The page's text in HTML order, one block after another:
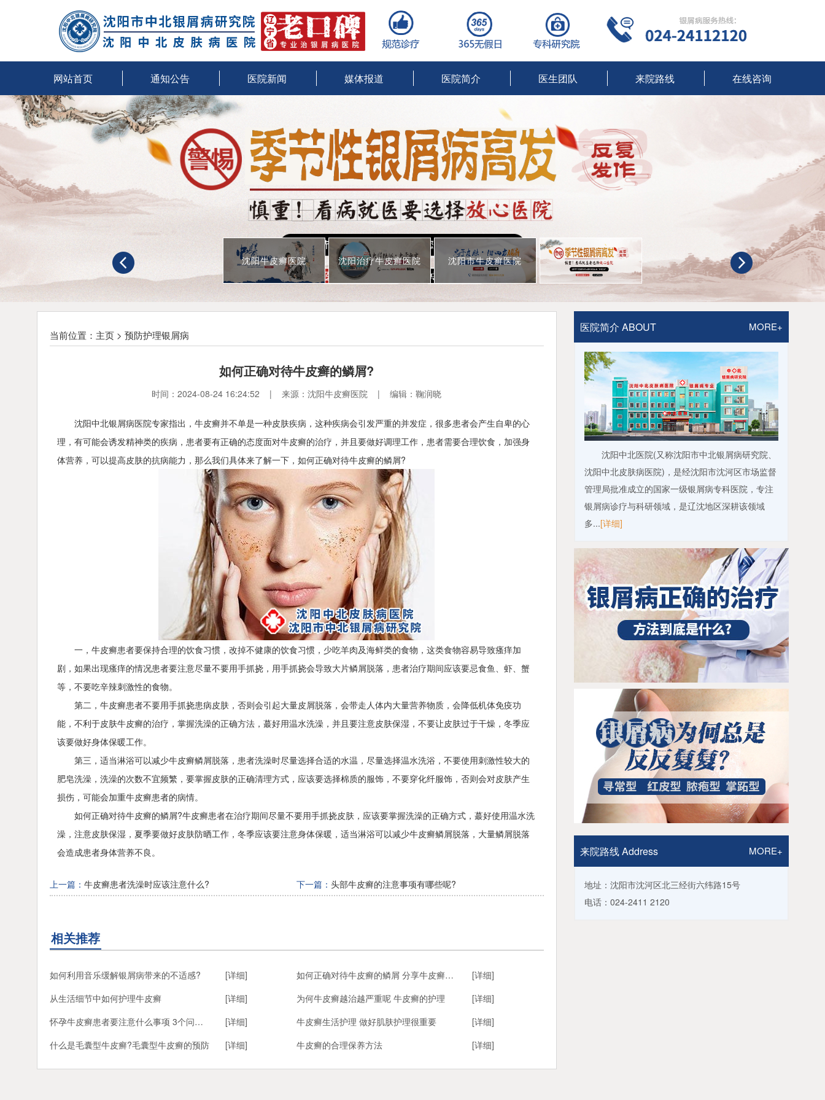
网站首页 通知公告 医院新闻 媒体报道 医院简介 医生团队 来院路线 在线咨询
沈阳牛皮癣医院 沈阳治疗牛皮癣医院 沈阳市牛皮癣医院
当前位置： 主页> 预防护理银屑病
如何正确对待牛皮癣的鳞屑?
时间：2024-08-24 16:24:52 | 来源：沈阳牛皮癣医院 | 编辑：鞠润晓
沈阳中北银屑病医院专家指出，牛皮癣并不单是一种皮肤疾病，这种疾病会引发严重的并发症，很多患者会产生自卑的心
理，有可能会诱发精神类的疾病，患者要有正确的态度面对牛皮癣的治疗，并且要做好调理工作，患者需要合理饮食，加强身
体营养，可以提高皮肤的抗病能力，那么我们具体来了解一下，如何正确对待牛皮癣的鳞屑?
一，牛皮癣患者要保持合理的饮食习惯，改掉不健康的饮食习惯，少吃羊肉及海鲜类的食物，这类食物容易导致瘙痒加
剧，如果出现瘙痒的情况患者要注意尽量不要用手抓挠，用手抓挠会导致大片鳞屑脱落，患者治疗期间应该要忌食鱼、虾、蟹
等，不要吃辛辣刺激性的食物。
第二，牛皮癣患者不要用手抓挠患病皮肤，否则会引起大量皮屑脱落，会带走人体内大量营养物质，会降低机体免疫功
能，不利于皮肤牛皮癣的治疗，掌握洗澡的正确方法，蕞好用温水洗澡，并且要注意皮肤保湿，不要让皮肤过于干燥，冬季应
该要做好身体保暖工作。
第三，适当淋浴可以减少牛皮癣鳞屑脱落，患者洗澡时尽量选择合适的水温，尽量选择温水洗浴，不要使用刺激性较大的
肥皂洗澡，洗澡的次数不宜频繁，要掌握皮肤的正确清理方式，应该要选择棉质的服饰，不要穿化纤服饰，否则会对皮肤产生
损伤，可能会加重牛皮癣患者的病情。
如何正确对待牛皮癣的鳞屑?牛皮癣患者在治疗期间尽量不要用手抓挠皮肤，应该要掌握洗澡的正确方式，蕞好使用温水洗
澡，注意皮肤保湿，夏季要做好皮肤防晒工作，冬季应该要注意身体保暖，适当淋浴可以减少牛皮癣鳞屑脱落，大量鳞屑脱落
会造成患者身体营养不良。
上一篇： 牛皮癣患者洗澡时应该注意什么? 下一篇： 头部牛皮癣的注意事项有哪些呢?
相关推荐
如何利用音乐缓解银屑病带来的不适感? [详细] 如何正确对待牛皮癣的鳞屑 分享牛皮癣的护理措施
[详细]
从生活细节中如何护理牛皮癣
[详细] 为何牛皮癣越治越严重呢 牛皮癣的护理
[详细]
怀孕牛皮癣患者要注意什么事项 3个问题是孕期牛皮癣要注意的
[详细] 牛皮癣生活护理 做好肌肤护理很重要
[详细]
什么是毛囊型牛皮癣?毛囊型牛皮癣的预防
[详细] 牛皮癣的合理保养方法 [详细]
医院简介 ABOUT MORE+
沈阳中北医院(又称沈阳市中北银屑病研究院、
沈阳中北皮肤病医院)，是经沈阳市沈河区市场监督
管理局批准成立的国家一级银屑病专科医院，专注
银屑病诊疗与科研领域，是辽沈地区深耕该领域
多...[详细]
来院路线 Address MORE+
地址：沈阳市沈河区北三经街六纬路15号
电话：024-2411 2120